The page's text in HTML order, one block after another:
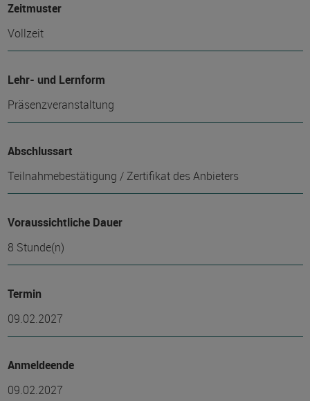
Zeitmuster
Vollzeit
Lehr- und Lernform
Präsenzveranstaltung
Abschlussart
Teilnahmebestätigung / Zertifikat des Anbieters
Voraussichtliche Dauer
8 Stunde(n)
Termin
09.02.2027
Anmeldeende
09.02.2027